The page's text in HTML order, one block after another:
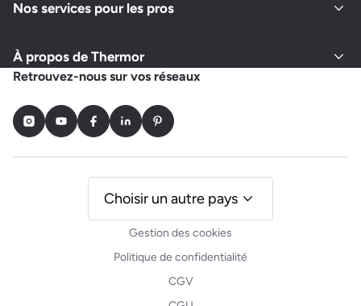
Nos services pour les pros
À propos de Thermor
Retrouvez-nous sur vos réseaux
InstagramYoutubeFacebookLinkedInPinterest
Gestion des cookies
Politique de confidentialité
CGV
Choisir un autre pays